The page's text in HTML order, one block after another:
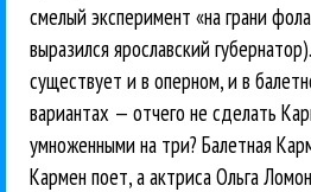
смелый эксперимент «на грани
выразился ярославский
существует и в оперном, и в
вариантах — отчего не сделать
умноженными на три? Балетная
Кармен поет, а актриса Ольга